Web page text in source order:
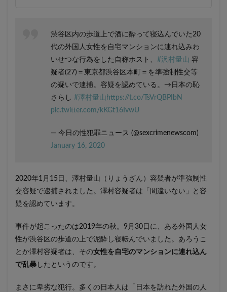
渋谷区内の歩道上で酒に酔って寝込んでいた20
代の外国人女性を自宅マンションに連れ込みわ
いせつな行為をした自称ホスト、 #沢村量山 容
疑者(27)＝東京都渋谷区本町＝を準強制性交等
の疑いで逮捕。容疑を認めている。→日本の恥
さらし #澤村量山 https://t.co/TsVrQBPIbN
pic.twitter.com/kKGt16IvwU
— 今日の性犯罪ニュース (@sexcrimenewscom)
January 16, 2020
2020年1月15日、澤村量山（りょうざん）容疑者が準強制性
交容疑で逮捕されました。澤村容疑者は「間違いない」と容
疑を認めています。
事件が起こったのは2019年の秋。9月30日に、ある外国人女
性が渋谷区の歩道の上で泥酔し寝転んでいました。あろうこ
とか澤村容疑者は、その女性を自宅のマンションに連れ込ん
で乱暴 したというのです。
まさに卑劣な犯行。多くの日本人は「日本を訪れた外国の人